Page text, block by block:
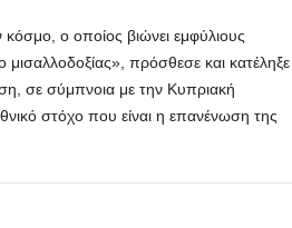
ο οποίος βιώνει εμφύλιους
πρόσθεσε και κατέληξε
σε σύμπνοια με την Κυπριακή
στόχο που είναι η επανένωση της